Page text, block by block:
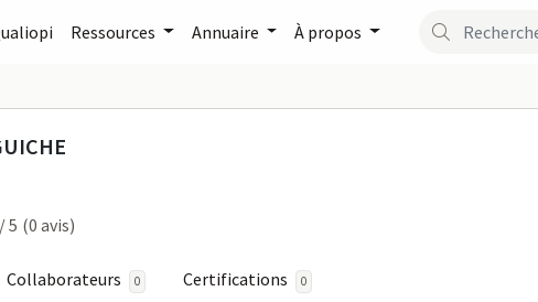
Ressources Annuaire À propos
GUICHE sur FormaPro
/ 5 (0 avis)
Collaborateurs 0 Certifications 0